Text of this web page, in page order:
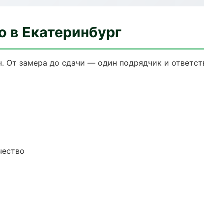
в Екатеринбург
От замера до сдачи — один подрядчик и